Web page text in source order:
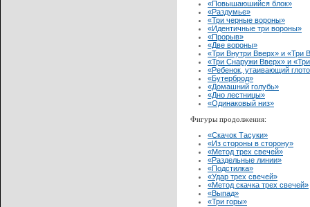
«Повышаюшийся блок»
«Раздумье»
«Три черные вороны»
«Идентичные три вороны»
«Прорыв»
«Две вороны»
«Три Внутри Вверх» и «Три
«Три Снаружи Вверх» и
«Ребенок, утаивающий
«Бутерброд»
«Домашний голубь»
«Дно лестницы»
«Одинаковый низ»
Фигуры продолжения:
«Скачок Тасуки»
«Из стороны в сторону»
«Метод трех свечей»
«Раздельные линии»
«Подстилка»
«Удар трех свечей»
«Метод скачка трех свечей»
«Выпад»
«Три горы»